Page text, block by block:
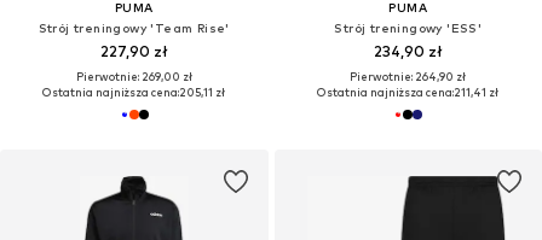
PUMA
Strój treningowy 'Team Rise'
227,90 zł
Pierwotnie: 269,00 zł
Ostatnia najniższa cena:205,11 zł
PUMA
Strój treningowy 'ESS'
234,90 zł
Pierwotnie: 264,90 zł
Ostatnia najniższa cena:211,41 zł